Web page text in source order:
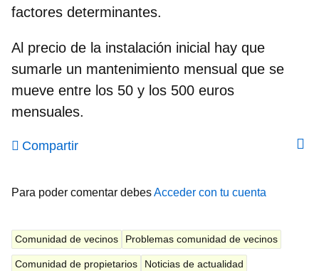
factores determinantes.
Al precio de la instalación inicial hay que
sumarle un mantenimiento mensual que se
mueve entre los 50 y los 500 euros
mensuales.
Compartir
Para poder comentar debesAcceder con tu cuenta
Comunidad de vecinos Problemas comunidad de vecinos
Comunidad de propietarios Noticias de actualidad